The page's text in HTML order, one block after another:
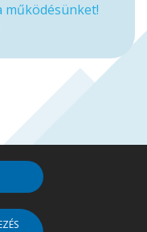
működésünket!